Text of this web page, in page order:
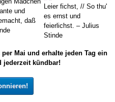
Mai und erhalte jeden Tag ein
jederzeit kündbar!